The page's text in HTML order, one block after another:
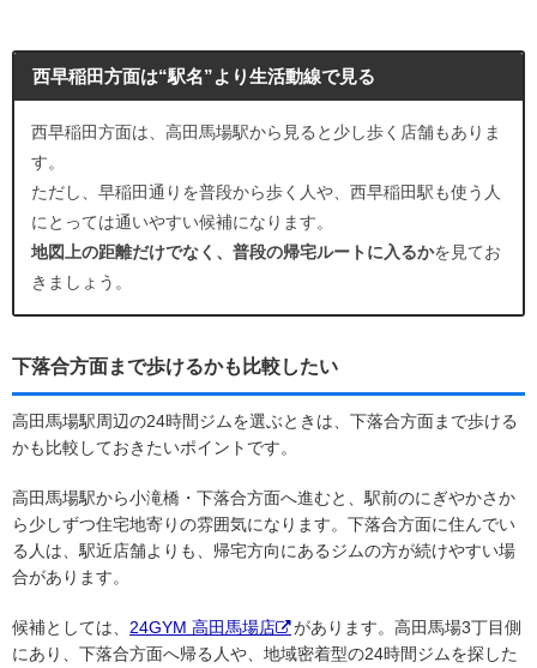
西早稲田方面は“駅名”より生活動線で見る
西早稲田方面は、高田馬場駅から見ると少し歩く店舗もありま
す。
ただし、早稲田通りを普段から歩く人や、西早稲田駅も使う人
にとっては通いやすい候補になります。
地図上の距離だけでなく、普段の帰宅ルートに入るかを見てお
きましょう。
下落合方面まで歩けるかも比較したい
高田馬場駅周辺の24時間ジムを選ぶときは、下落合方面まで歩ける
かも比較しておきたいポイントです。
高田馬場駅から小滝橋・下落合方面へ進むと、駅前のにぎやかさか
ら少しずつ住宅地寄りの雰囲気になります。下落合方面に住んでい
る人は、駅近店舗よりも、帰宅方向にあるジムの方が続けやすい場
合があります。
候補としては、 24GYM 高田馬場店
があります。高田馬場3丁目側
にあり、下落合方面へ帰る人や、地域密着型の24時間ジムを探した